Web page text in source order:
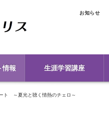
お知らせ
情報 生涯学習講座
ト ～夏光と聴く情熱のチェロ～